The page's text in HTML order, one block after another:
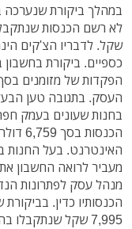
במהלך ביקורת שנערכה
שקל. לדבריו הצ'קים
כספיים. ביקורת
העסק. בתגובה טען
בחנות שעונים בעמק
האינטרנט. בעל החנות
מעביר לרואה החשבון
מנהל עסק לפתרונות
הכנסותיו כדין.
7,995 שקל שנתקבלו בהעברות בנקאיות לא נרשמו בספרי העסק.